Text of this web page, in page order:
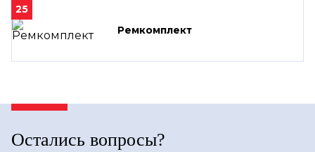
25
Ремкомплект
Остались вопросы?